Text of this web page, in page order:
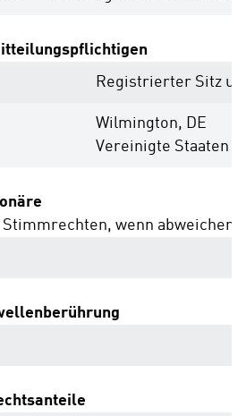
Registrierter Sitz
Wilmington, DE
Vereinigte Staaten
wenn abweichend